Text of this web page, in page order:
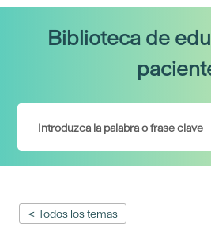
Biblioteca de
< Todos los temas